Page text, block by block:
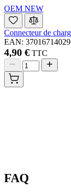
OEM NEW
Connecteur de
EAN:
4,90 € TTC
FAQ